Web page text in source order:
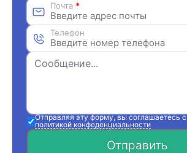
Почта *
Телефон
Отправляя эту форму, вы соглашаетесь с
политикой конфеденциальности
Отправить